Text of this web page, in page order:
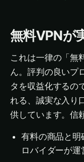
無料VPNが
これは一律の「無
ん。評判の良いプ
タを収益化するの
れる、誠実な入り
供しています。信
有料の商品と明
ロバイダーが運